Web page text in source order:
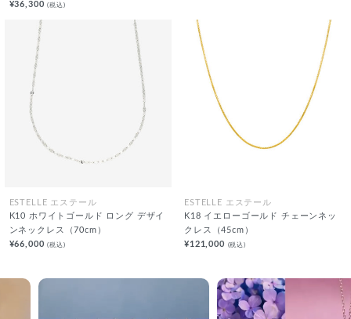
¥36,300(税込)
ESTELLE エステール
K10 ホワイトゴールド ロング デザイ
ンネックレス（70cm）
¥66,000(税込)
ESTELLE エステール
K18 イエローゴールド チェーンネッ
クレス（45cm）
¥121,000 (税込)